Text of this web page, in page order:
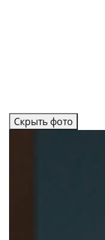
Скрыть фото